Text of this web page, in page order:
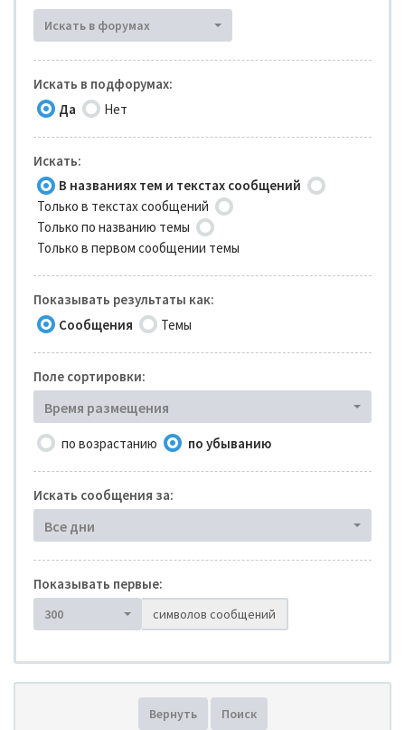
Искать в форумах
Искать в подфорумах:
Да
Нет
Искать:
В названиях тем и текстах сообщений
Только в текстах сообщений
Только по названию темы
Только в первом сообщении темы
Показывать результаты как:
Сообщения
Темы
Поле сортировки:
Время размещения
по возрастанию по убыванию
Искать сообщения за:
Все дни
Показывать первые:
300 символов сообщений
Вернуть Поиск